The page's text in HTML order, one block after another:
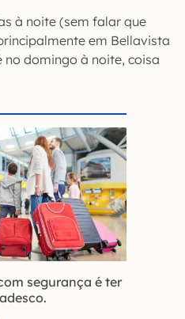
à noite (sem falar que
em Bellavista
domingo à noite, coisa
segurança é ter